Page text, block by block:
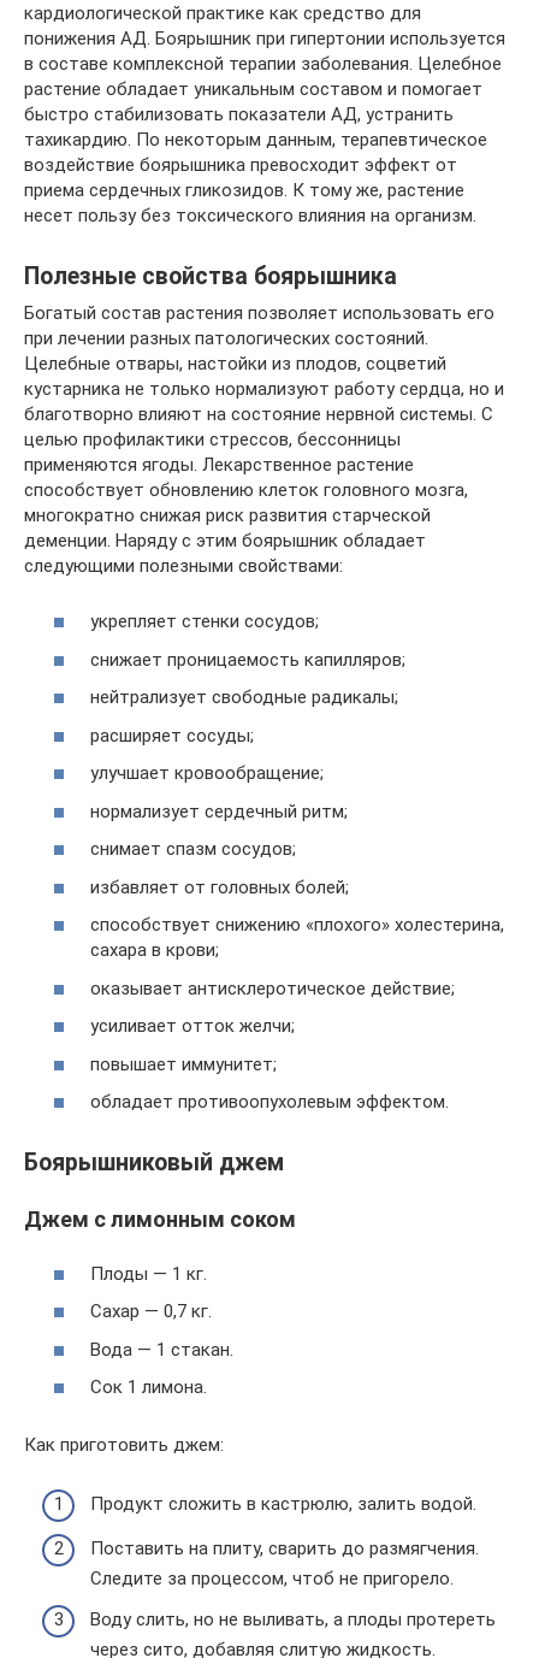
кардиологической практике как средство для
понижения АД. Боярышник при гипертонии используется
в составе комплексной терапии заболевания. Целебное
растение обладает уникальным составом и помогает
быстро стабилизовать показатели АД, устранить
тахикардию. По некоторым данным, терапевтическое
воздействие боярышника превосходит эффект от
приема сердечных гликозидов. К тому же, растение
несет пользу без токсического влияния на организм.
Полезные свойства боярышника
Богатый состав растения позволяет использовать его
при лечении разных патологических состояний.
Целебные отвары, настойки из плодов, соцветий
кустарника не только нормализуют работу сердца, но и
благотворно влияют на состояние нервной системы. С
целью профилактики стрессов, бессонницы
применяются ягоды. Лекарственное растение
способствует обновлению клеток головного мозга,
многократно снижая риск развития старческой
деменции. Наряду с этим боярышник обладает
следующими полезными свойствами:
укрепляет стенки сосудов;
снижает проницаемость капилляров;
нейтрализует свободные радикалы;
расширяет сосуды;
улучшает кровообращение;
нормализует сердечный ритм;
снимает спазм сосудов;
избавляет от головных болей;
способствует снижению «плохого» холестерина,
сахара в крови;
оказывает антисклеротическое действие;
усиливает отток желчи;
повышает иммунитет;
обладает противоопухолевым эффектом.
Боярышниковый джем
Джем с лимонным соком
Плоды — 1 кг.
Сахар — 0,7 кг.
Вода — 1 стакан.
Сок 1 лимона.
Как приготовить джем:
Продукт сложить в кастрюлю, залить водой.
Поставить на плиту, сварить до размягчения.
Следите за процессом, чтоб не пригорело.
Воду слить, но не выливать, а плоды протереть
через сито, добавляя слитую жидкость.